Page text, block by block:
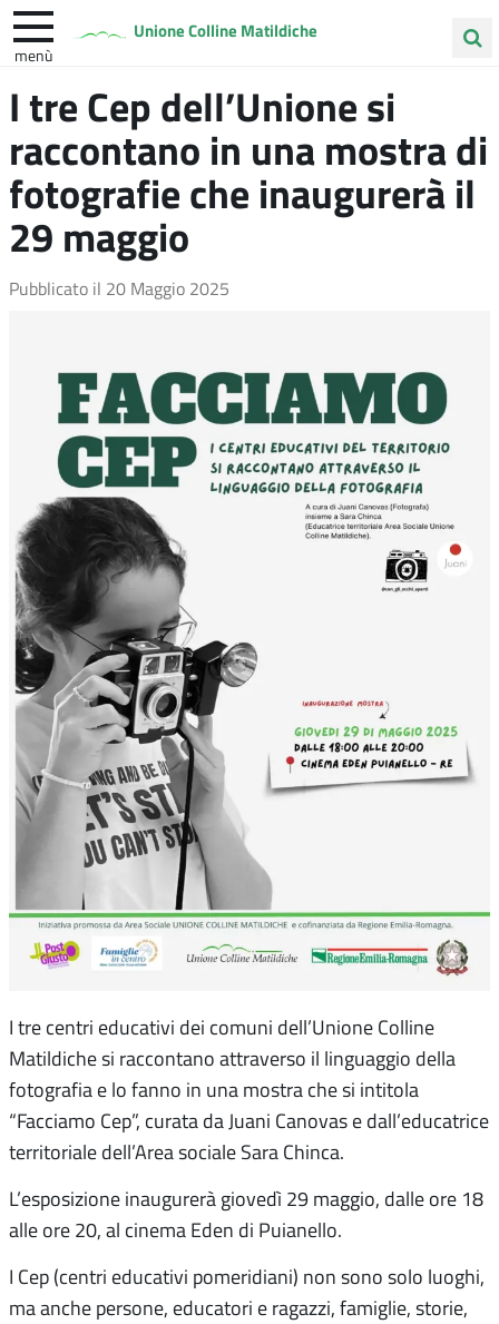
Unione Colline Matildiche
menù
sito
Albinea Quattro Castella Vezzano sul Crostolo
I tre Cep dell’Unione si
raccontano in una mostra di
fotografie che inaugurerà il
29 maggio
Pubblicato il 20 Maggio 2025
I tre centri educativi dei comuni dell’Unione Colline
Matildiche si raccontano attraverso il linguaggio della
fotografia e lo fanno in una mostra che si intitola
“Facciamo Cep”, curata da Juani Canovas e dall’educatrice
territoriale dell’Area sociale Sara Chinca.
L’esposizione inaugurerà giovedì 29 maggio, dalle ore 18
alle ore 20, al cinema Eden di Puianello.
I Cep (centri educativi pomeridiani) non sono solo luoghi,
ma anche persone, educatori e ragazzi, famiglie, storie,